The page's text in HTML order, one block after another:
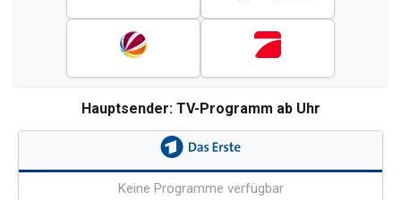
Hauptsender: TV-Programm ab Uhr
Keine Programme verfügbar